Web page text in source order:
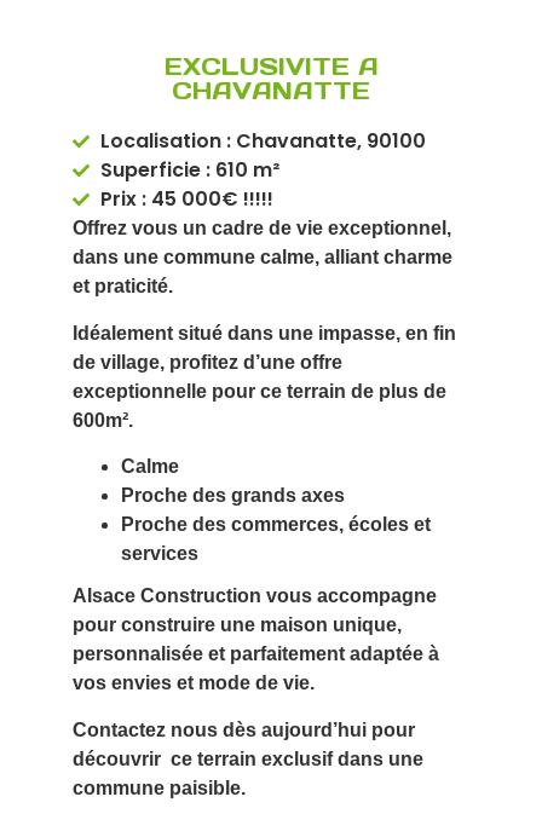
EXCLUSIVITE A
CHAVANATTE
Localisation : Chavanatte, 90100
Superficie : 610 m²
Prix : 45 000€ !!!!!
Offrez vous un cadre de vie exceptionnel,
dans une commune calme, alliant charme
et praticité.
Idéalement situé dans une impasse, en fin
de village, profitez d’une offre
exceptionnelle pour ce terrain de plus de
600m².
Calme
Proche des grands axes
Proche des commerces, écoles et
services
Alsace Construction vous accompagne
pour construire une maison unique,
personnalisée et parfaitement adaptée à
vos envies et mode de vie.
Contactez nous dès aujourd’hui pour
découvrir ce terrain exclusif dans une
commune paisible.